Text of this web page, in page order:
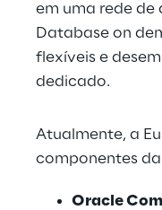
em uma rede de
Database on
flexíveis e
dedicado.
Atualmente, a
componentes
Oracle